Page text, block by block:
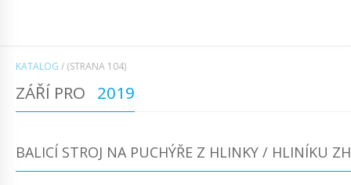
KATALOG / (STRANA 104)
ZÁŘÍ PRO 2019
BALICÍ STROJ NA PUCHÝŘE Z HLINKY / HLINÍKU